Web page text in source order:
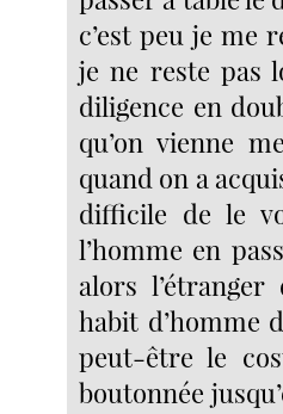
c’est peu je me
je ne reste pas
diligence en
qu’on vienne
quand on a
difficile de le
l’homme en
alors
habit d’homme
peut-être le
boutonnée